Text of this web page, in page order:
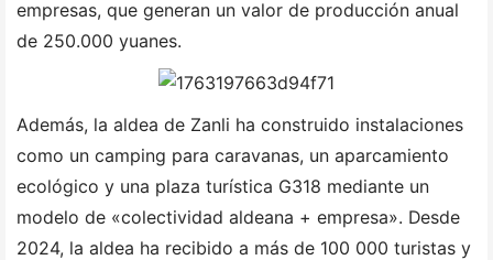
empresas, que generan un valor de producción anual
de 250.000 yuanes.
Además, la aldea de Zanli ha construido instalaciones
como un camping para caravanas, un aparcamiento
ecológico y una plaza turística G318 mediante un
modelo de «colectividad aldeana + empresa». Desde
2024, la aldea ha recibido a más de 100 000 turistas y